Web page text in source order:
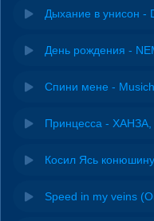
Дыхание в унисон -
День рождения -
Спини мене -
Принцесса - ХАНЗА,
Косил Ясь
Speed in my veins